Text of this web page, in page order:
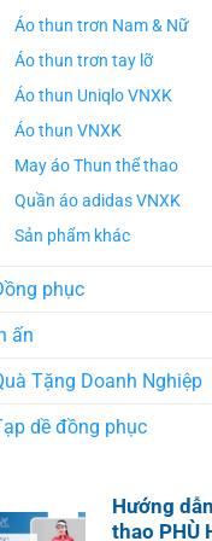
Áo thun trơn Nam & Nữ
Áo thun trơn tay lỡ
Áo thun Uniqlo VNXK
Áo thun VNXK
May áo Thun thể thao
Quần áo adidas VNXK
Sản phẩm khác
phục
ấn
Tặng Doanh Nghiệp
dề đồng phục
Hướng
thao PHÙ